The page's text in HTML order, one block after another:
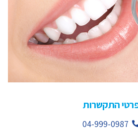
התקשרות
04-999-0987